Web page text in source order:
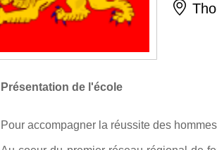
Présentation de l'école
Pour accompagner la réussite des